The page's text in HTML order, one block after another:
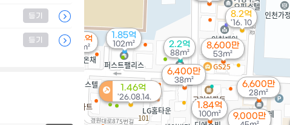
1.46억
'26.08.14.
1.84억
100m²
6,600만
28m²
1.85억
102m²
1.58억
62m² 2.2억
88m²
9,000만
6,400만
38m²
8,600만
53m²
8.2억
'16. 10
등기
등기